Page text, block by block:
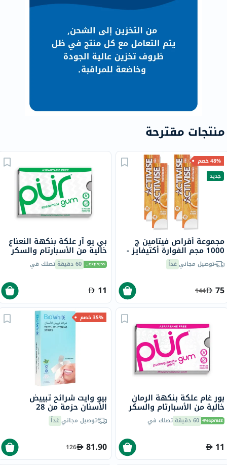
منتجات مقترحة
48% خصم
جديد
مجموعة أقراص فيتامين ج
1000 مجم الفوارة أكتيفايز -
4 × 20 قرص توصيل مجانيغداً
75
144
بي يو آر علكة بنكهة النعناع
خالية من الأسبارتام والسكر
مع إكسيليتول، 9 قطع
60 دقيقة تصلك في
11
بور غام علكة بنكهة الرمان
خالية من الأسبارتام والسكر
مع إكسيليتول، 9 قطع
60 دقيقة تصلك في
11
35% خصم
بيو وايت شرائح تبييض
الأسنان حزمة من 28
توصيل مجانيغداً
81.90
126